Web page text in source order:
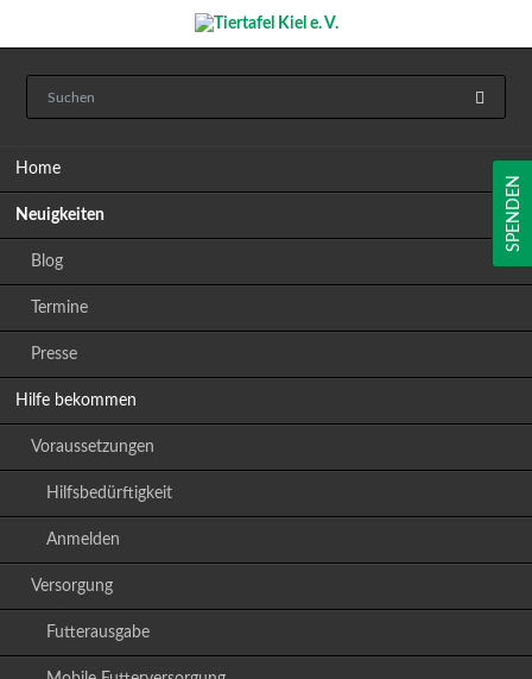
Home
Neuigkeiten
Blog
Termine
Presse
Hilfe bekommen
Voraussetzungen
Hilfsbedürftigkeit
Anmelden
Versorgung
Futterausgabe
SPENDEN